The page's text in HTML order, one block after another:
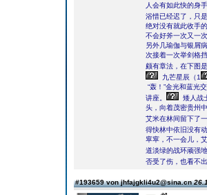
人会有如此快的身
浴惜已经迟了，只
绝对没有就此收手
不会好斧一次又一
另外几瑜伽与银屑
次接着一次举剑格
颇有章法，在下图
九芒星辰（1
“轰！”金光和蓝光
讲座。
矮人战
头，向着茂密贵州
艾米在林间留下了
得快林中依旧没有
窣窣，不一会儿，
道淡绿的战环顽强
否受了伤，也看不
#193659 von jhfajgkli4u2@sina.cn